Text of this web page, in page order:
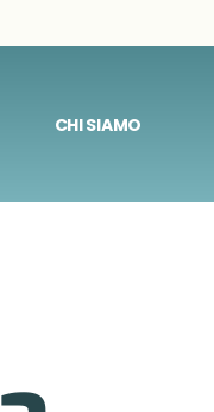
CHI SIAMO